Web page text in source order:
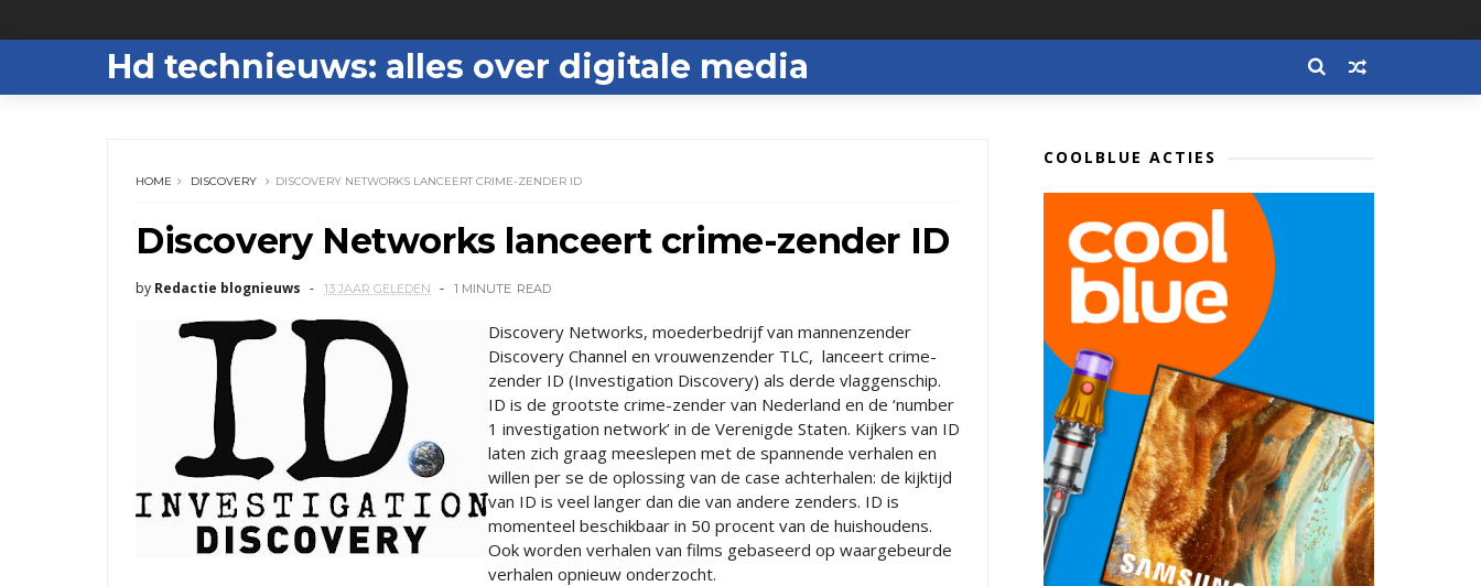
Hd technieuws: alles over digitale media
HOME DISCOVERY DISCOVERY NETWORKS LANCEERT CRIME-ZENDER ID
Discovery Networks lanceert crime-zender ID
by Redactie blognieuws 13 JAAR GELEDEN 1 MINUTE READ
Discovery Networks, moederbedrijf van mannenzender
Discovery Channel en vrouwenzender TLC, lanceert crime-
zender ID (Investigation Discovery) als derde vlaggenschip.
ID is de grootste crime-zender van Nederland en de ‘number
1 investigation network’ in de Verenigde Staten. Kijkers van ID
laten zich graag meeslepen met de spannende verhalen en
willen per se de oplossing van de case achterhalen: de kijktijd
van ID is veel langer dan die van andere zenders. ID is
momenteel beschikbaar in 50 procent van de huishoudens.
Ook worden verhalen van films gebaseerd op waargebeurde
verhalen opnieuw onderzocht.
COOLBLUE ACTIES